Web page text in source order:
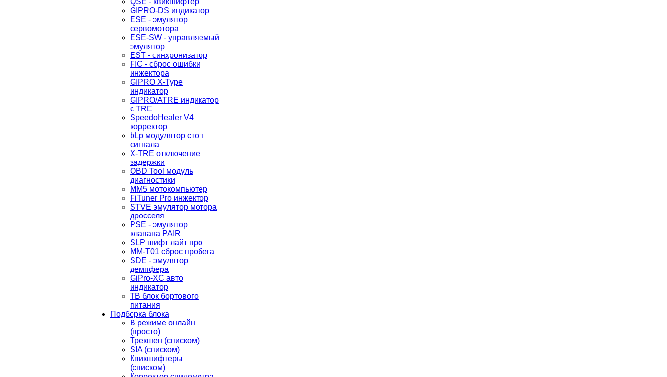
GIPRO-DS индикатор
ESE - эмулятор
сервомотора
ESE-SW - управляемый
эмулятор
EST - синхронизатор
FIC - сброс ошибки
инжектора
GIPRO X-Type
индикатор
GIPRO/ATRE индикатор
с TRE
SpeedoHealer V4
корректор
bLp модулятор стоп
сигнала
X-TRE отключение
задержки
OBD Tool модуль
диагностики
MM5 мотокомпьютер
FiTuner Pro инжектор
STVE эмулятор мотора
дросселя
PSE - эмулятор
клапана PAIR
SLP шифт лайт про
MM-T01 сброс пробега
SDE - эмулятор
демпфера
GiPro-XC авто
индикатор
TB блок бортового
питания
Подборка блока
В режиме онлайн
(просто)
Трекшен (списком)
SIA (списком)
Квикшифтеры
(списком)